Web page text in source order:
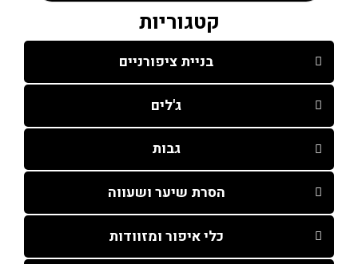
קטגוריות
בניית ציפורניים
ג'לים
גבות
הסרת שיער ושעווה
כלי איפור ומזוודות